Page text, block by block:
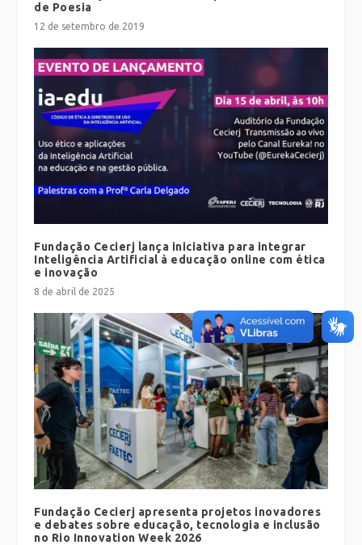
de Poesia
12 de setembro de 2019
Fundação Cecierj lança iniciativa para integrar
Inteligência Artificial à educação online com ética
e inovação
8 de abril de 2025
Fundação Cecierj apresenta projetos inovadores
e debates sobre educação, tecnologia e inclusão
no Rio Innovation Week 2026